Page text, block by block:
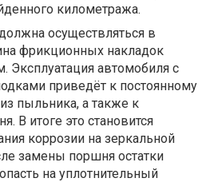
километража.
осуществляться в
фрикционных накладок
Эксплуатация автомобиля с
приведёт к постоянному
пыльника, а также к
В итоге это становится
коррозии на зеркальной
замены поршня остатки
на уплотнительный